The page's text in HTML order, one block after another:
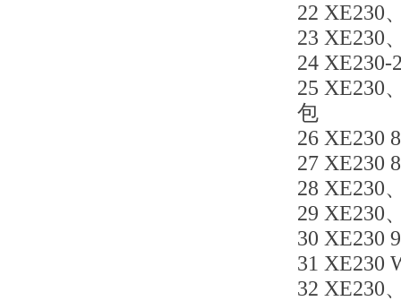
22 XE230
23 XE230
24 XE230-
25 XE230
包
26 XE230
27 XE230
28 XE230
29 XE230
30 XE230
31 XE230
32 XE230